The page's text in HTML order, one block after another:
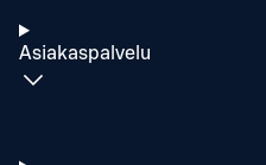
Asiakaspalvelu